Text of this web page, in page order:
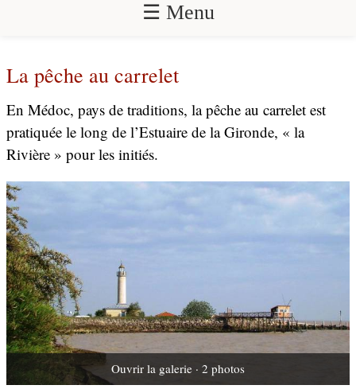
☰ Menu
La pêche au carrelet
En Médoc, pays de traditions, la pêche au carrelet est
pratiquée le long de l’Estuaire de la Gironde, « la
Rivière » pour les initiés.
Ouvrir la galerie · 2 photos